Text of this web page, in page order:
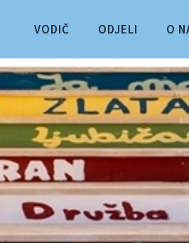
VODIČ ODJELI O